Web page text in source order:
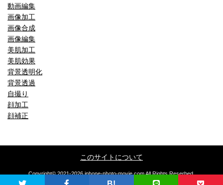
動画編集
画像加工
画像合成
画像編集
美肌加工
美肌効果
背景透明化
背景透過
自撮り
顔加工
顔補正
このサイトについて
Copyright© 2021-2026 iphone-photo-movie.com All Rights Reserbed.
当サイトに掲載している文章、画像などの無断転載を禁止いたします。